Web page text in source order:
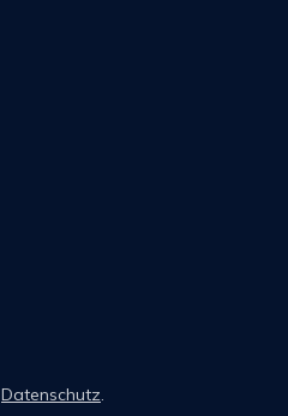
Datenschutz.